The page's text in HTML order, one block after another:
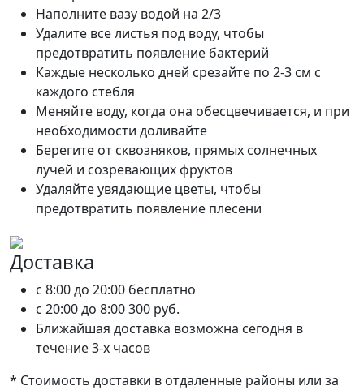
Наполните вазу водой на 2/3
Удалите все листья под воду, чтобы
предотвратить появление бактерий
Каждые несколько дней срезайте по 2-3 см с
каждого стебля
Меняйте воду, когда она обесцвечивается, и при
необходимости доливайте
Берегите от сквозняков, прямых солнечных
лучей и созревающих фруктов
Удаляйте увядающие цветы, чтобы
предотвратить появление плесени
Доставка
c 8:00 до 20:00 бесплатно
c 20:00 до 8:00300 руб.
Ближайшая доставка возможна сегодня в
течение 3-х часов
* Стоимость доставки в отдаленные районы или за